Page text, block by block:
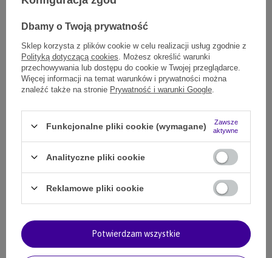
1289 pkt.
Smaczki dla psa mini płucka kozie 100 g
15,79 zł
1579 pkt.
Smaczki dla psa naturalne mini płucka konina
16,00 zł
Twój pies to polubi
Dbamy o Twoją prywatność
Sklep korzysta z plików cookie w celu realizacji usług zgodnie z
Polityką dotyczącą cookies . Możesz określić warunki
przechowywania lub dostępu do cookie w Twojej przeglądarce.
Więcej informacji na temat warunków i prywatności można
znaleźć także na stronie Prywatność i warunki Google
Funkcjonalne pliki cookie (wymagane)
Zawsze
aktywne
Analityczne pliki cookie
Reklamowe pliki cookie
Potwierdzam wszystkie